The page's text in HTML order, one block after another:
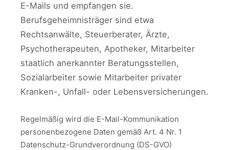
E-Mails und empfangen sie.
Berufsgeheimnisträger sind etwa
Rechtsanwälte, Steuerberater, Ärzte,
Psychotherapeuten, Apotheker, Mitarbeiter
staatlich anerkannter Beratungsstellen,
Sozialarbeiter sowie Mitarbeiter privater
Kranken-, Unfall- oder Lebensversicherungen.
Regelmäßig wird die E-Mail-Kommunikation
personenbezogene Daten gemäß Art. 4 Nr. 1
Datenschutz-Grundverordnung (DS-GVO)